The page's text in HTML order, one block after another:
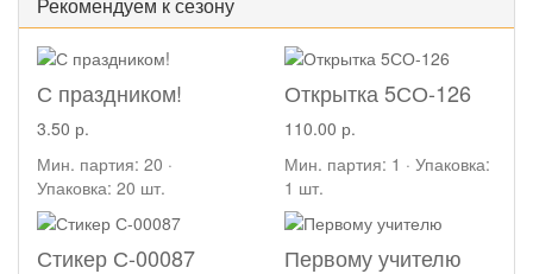
С праздником!
3.50 р.
Мин. партия: 20 ·
Упаковка: 20 шт.
Открытка 5СО-126
110.00 р.
Мин. партия: 1 · Упаковка:
1 шт.
Стикер С-00087 Первому учителю